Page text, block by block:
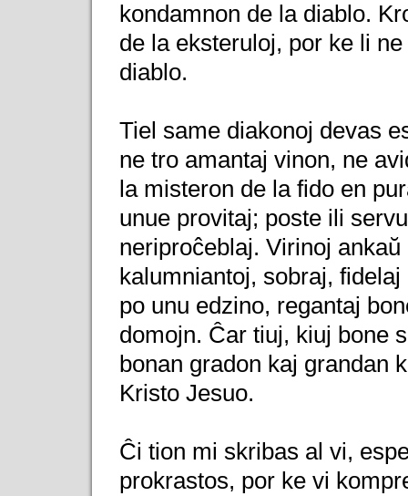
kondamnon de la diablo.
de la eksteruloj, por ke li
diablo.
Tiel same diakonoj devas
ne tro amantaj vinon, ne
la misteron de la fido en
unue provitaj; poste ili
neriproĉeblaj. Virinoj
kalumniantoj, sobraj,
po unu edzino, regantaj
domojn. Ĉar tiuj, kiuj bone
bonan gradon kaj grandan
Kristo Jesuo.
Ĉi tion mi skribas al vi,
prokrastos, por ke vi